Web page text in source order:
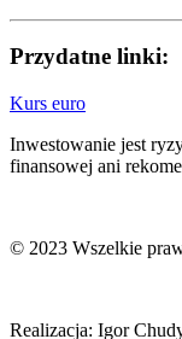
Przydatne linki:
Kurs euro
Inwestowanie jest
finansowej ani
© 2023 Wszelkie
Realizacja: Igor